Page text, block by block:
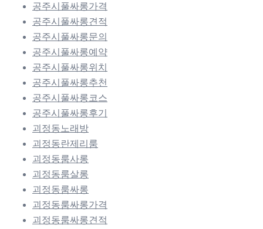
공주시풀싸롱가격
공주시풀싸롱견적
공주시풀싸롱문의
공주시풀싸롱예약
공주시풀싸롱위치
공주시풀싸롱추천
공주시풀싸롱코스
공주시풀싸롱후기
괴정동노래방
괴정동란제리룸
괴정동룸사롱
괴정동룸살롱
괴정동룸싸롱
괴정동룸싸롱가격
괴정동룸싸롱견적